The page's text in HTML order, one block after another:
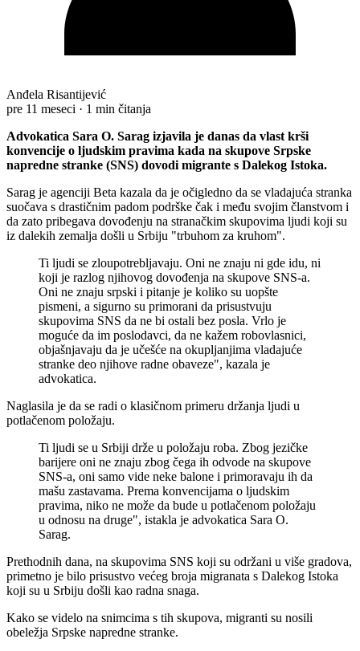
Anđela Risantijević
pre 11 meseci · 1 min čitanja
Advokatica Sara O. Sarag izjavila je danas da vlast krši
konvencije o ljudskim pravima kada na skupove Srpske
napredne stranke (SNS) dovodi migrante s Dalekog Istoka.
Sarag je agenciji Beta kazala da je očigledno da se vladajuća stranka
suočava s drastičnim padom podrške čak i među svojim članstvom i
da zato pribegava dovođenju na stranačkim skupovima ljudi koji su
iz dalekih zemalja došli u Srbiju "trbuhom za kruhom".
Ti ljudi se zloupotrebljavaju. Oni ne znaju ni gde idu, ni
koji je razlog njihovog dovođenja na skupove SNS-a.
Oni ne znaju srpski i pitanje je koliko su uopšte
pismeni, a sigurno su primorani da prisustvuju
skupovima SNS da ne bi ostali bez posla. Vrlo je
moguće da im poslodavci, da ne kažem robovlasnici,
objašnjavaju da je učešće na okupljanjima vladajuće
stranke deo njihove radne obaveze", kazala je
advokatica.
Naglasila je da se radi o klasičnom primeru držanja ljudi u
potlačenom položaju.
Ti ljudi se u Srbiji drže u položaju roba. Zbog jezičke
barijere oni ne znaju zbog čega ih odvode na skupove
SNS-a, oni samo vide neke balone i primoravaju ih da
mašu zastavama. Prema konvencijama o ljudskim
pravima, niko ne može da bude u potlačenom položaju
u odnosu na druge", istakla je advokatica Sara O.
Sarag.
Prethodnih dana, na skupovima SNS koji su održani u više gradova,
primetno je bilo prisustvo većeg broja migranata s Dalekog Istoka
koji su u Srbiju došli kao radna snaga.
Kako se videlo na snimcima s tih skupova, migranti su nosili
obeležja Srpske napredne stranke.